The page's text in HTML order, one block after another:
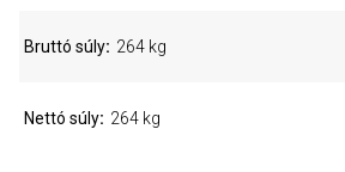
Bruttó súly 264 kg
Nettó súly 264 kg